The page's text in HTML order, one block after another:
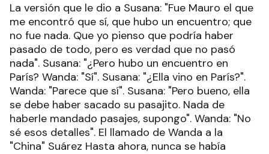
La versión que le dio a Susana: "Fue Mauro el que
me encontró que sí, que hubo un encuentro; que
no fue nada. Que yo pienso que podría haber
pasado de todo, pero es verdad que no pasó
nada". Susana: "¿Pero hubo un encuentro en
París? Wanda: "Sí". Susana: "¿Ella vino en París?".
Wanda: "Parece que sí". Susana: "Pero bueno, ella
se debe haber sacado su pasajito. Nada de
haberle mandado pasajes, supongo". Wanda: "No
sé esos detalles". El llamado de Wanda a la
"China" Suárez Hasta ahora, nunca se había